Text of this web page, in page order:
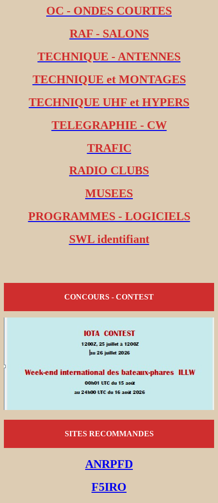
OC - ONDES COURTES
RAF - SALONS
TECHNIQUE - ANTENNES
TECHNIQUE et MONTAGES
TECHNIQUE UHF et HYPERS
TELEGRAPHIE - CW
TRAFIC
RADIO CLUBS
MUSEES
PROGRAMMES - LOGICIELS
SWL identifiant
CONCOURS - CONTEST
SITES RECOMMANDES
ANRPFD
F5IRO